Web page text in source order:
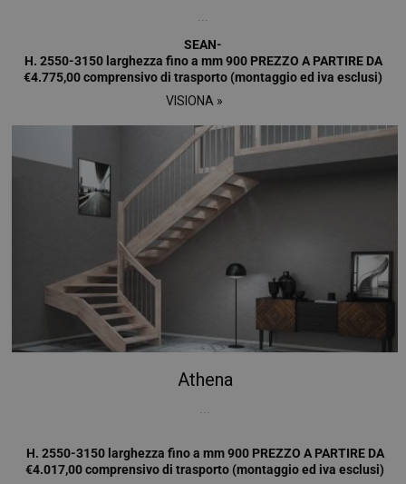
...
SEAN-
H. 2550-3150 larghezza fino a mm 900 PREZZO A PARTIRE DA
€4.775,00 comprensivo di trasporto (montaggio ed iva esclusi)
VISIONA »
Athena
...
H. 2550-3150 larghezza fino a mm 900 PREZZO A PARTIRE DA
€4.017,00 comprensivo di trasporto (montaggio ed iva esclusi)